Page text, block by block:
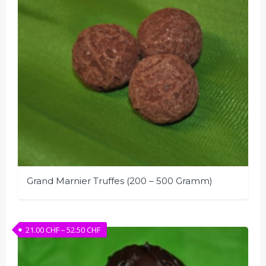
Die
Optionen
Grand Marnier Truffes (200 – 500 Gramm)
Produkt
weist
21.00CHF–52.50CHFPreisspanne: 21.00 CHF bis 52.50 CHF